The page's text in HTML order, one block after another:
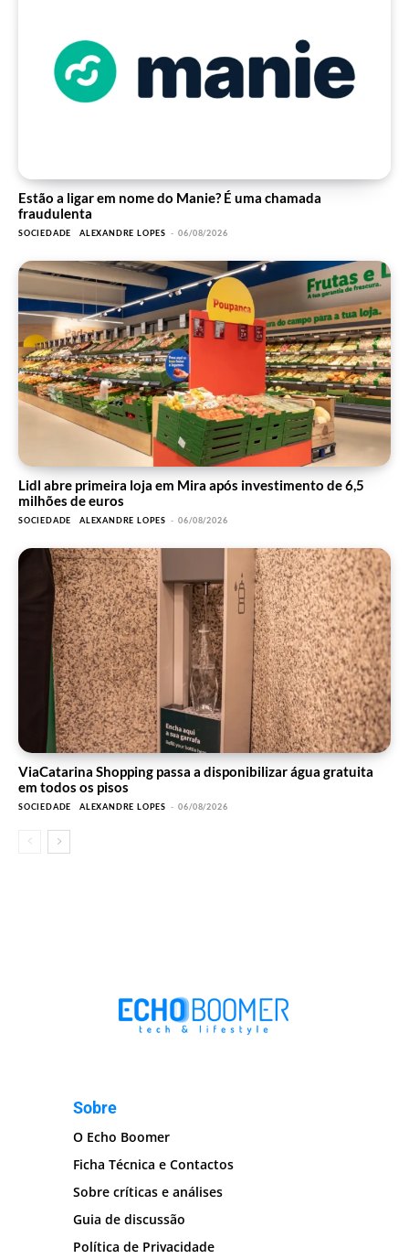
Estão a ligar em nome do Manie? É uma chamada
fraudulenta
SOCIEDADE ALEXANDRE LOPES - 06/08/2026
Lidl abre primeira loja em Mira após investimento de 6,5
milhões de euros
SOCIEDADE ALEXANDRE LOPES - 06/08/2026
ViaCatarina Shopping passa a disponibilizar água gratuita
em todos os pisos
SOCIEDADE ALEXANDRE LOPES - 06/08/2026
Sobre
O Echo Boomer
Ficha Técnica e Contactos
Sobre críticas e análises
Guia de discussão
Política de Privacidade